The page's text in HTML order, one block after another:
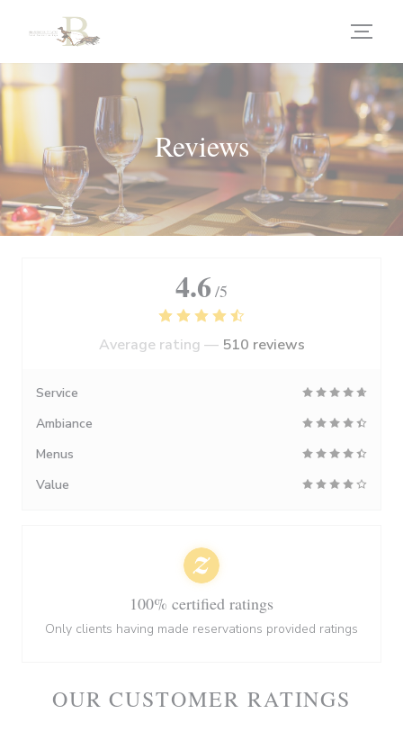
Reviews
OUR CUSTOMER RATINGS
4.6 /5
Average rating — 510 reviews
Service
Ambiance
Menus
Value
100% certified ratings
Only clients having made reservations provided ratings